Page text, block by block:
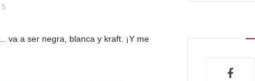
va a ser negra, blanca y kraft. ¡Y me